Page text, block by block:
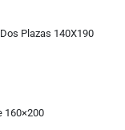
Plazas 140X190
160×200